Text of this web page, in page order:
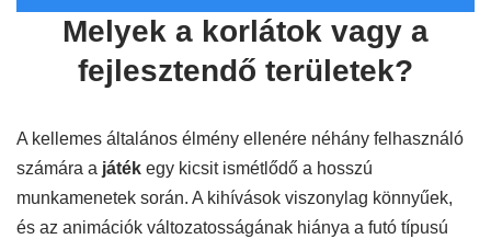
Melyek a korlátok vagy a
fejlesztendő területek?
A kellemes általános élmény ellenére néhány felhasználó
számára a játék egy kicsit ismétlődő a hosszú
munkamenetek során. A kihívások viszonylag könnyűek,
és az animációk változatosságának hiánya a futó típusú